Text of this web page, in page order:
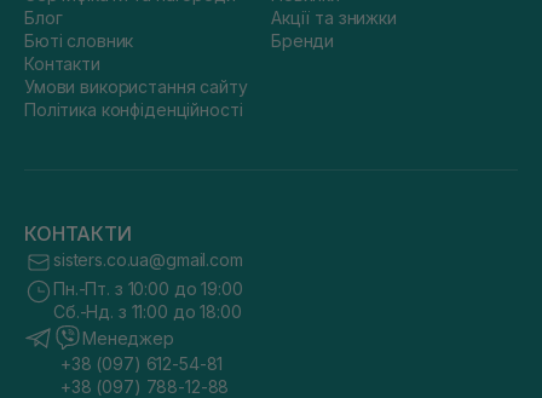
Блог
Бюті словник
Контакти
Умови використання сайту
Політика конфіденційності
Акції та знижки
Бренди
КОНТАКТИ
sisters.co.ua@gmail.com
Пн.-Пт. з 10:00 до 19:00
Сб.-Нд. з 11:00 до 18:00
Менеджер
+38 (097) 612-54-81
+38 (097) 788-12-88